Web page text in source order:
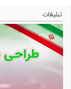
تبلیغات